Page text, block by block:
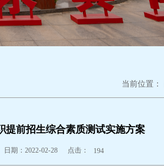
当前位置：
提前招生综合素质测试实施方案
日期：2022-02-28 点击： 194